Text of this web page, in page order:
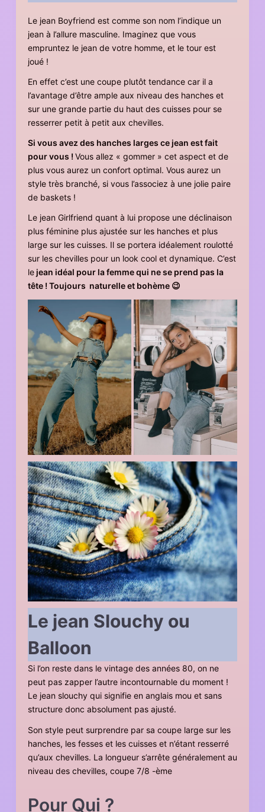
Le jean Boyfriend est comme son nom l’indique un
jean à l’allure masculine. Imaginez que vous
empruntez le jean de votre homme, et le tour est
joué !
En effet c’est une coupe plutôt tendance car il a
l’avantage d’être ample aux niveau des hanches et
sur une grande partie du haut des cuisses pour se
resserrer petit à petit aux chevilles.
Si vous avez des hanches larges ce jean est fait
pour vous ! Vous allez « gommer » cet aspect et de
plus vous aurez un confort optimal. Vous aurez un
style très branché, si vous l’associez à une jolie paire
de baskets !
Le jean Girlfriend quant à lui propose une déclinaison
plus féminine plus ajustée sur les hanches et plus
large sur les cuisses. Il se portera idéalement roulotté
sur les chevilles pour un look cool et dynamique. C’est
lejean idéal pour la femme qui ne se prend pas la
tête ! Toujours naturelle et bohème 😉
Le jean Slouchy ou
Balloon
Si l’on reste dans le vintage des années 80, on ne
peut pas zapper l’autre incontournable du moment !
Le jean slouchy qui signifie en anglais mou et sans
structure donc absolument pas ajusté.
Son style peut surprendre par sa coupe large sur les
hanches, les fesses et les cuisses et n’étant resserré
qu’aux chevilles. La longueur s’arrête généralement au
niveau des chevilles, coupe 7/8 -ème
Pour Qui ?